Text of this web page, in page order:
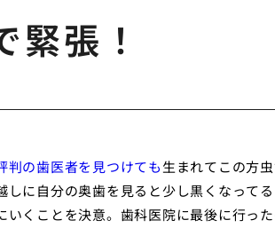
張！
判の歯医者を見つけても生まれてこの方
に自分の奥歯を見ると少し黒くなって
くことを決意。歯科医院に最後に行っ